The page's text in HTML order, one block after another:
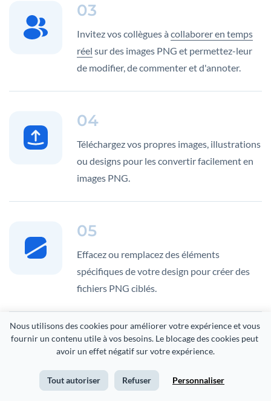
Nous utilisons des cookies pour améliorer votre expérience et vous
fournir un contenu utile à vos besoins. Le blocage des cookies peut
avoir un effet négatif sur votre expérience.
Tout autoriser Refuser Personnaliser
03
Invitez vos collègues à collaborer en temps
réel sur des images PNG et permettez-leur
de modifier, de commenter et d'annoter.
04
Téléchargez vos propres images, illustrations
ou designs pour les convertir facilement en
images PNG.
05
Effacez ou remplacez des éléments
spécifiques de votre design pour créer des
fichiers PNG ciblés.
06
obtenir des images PNG propres et